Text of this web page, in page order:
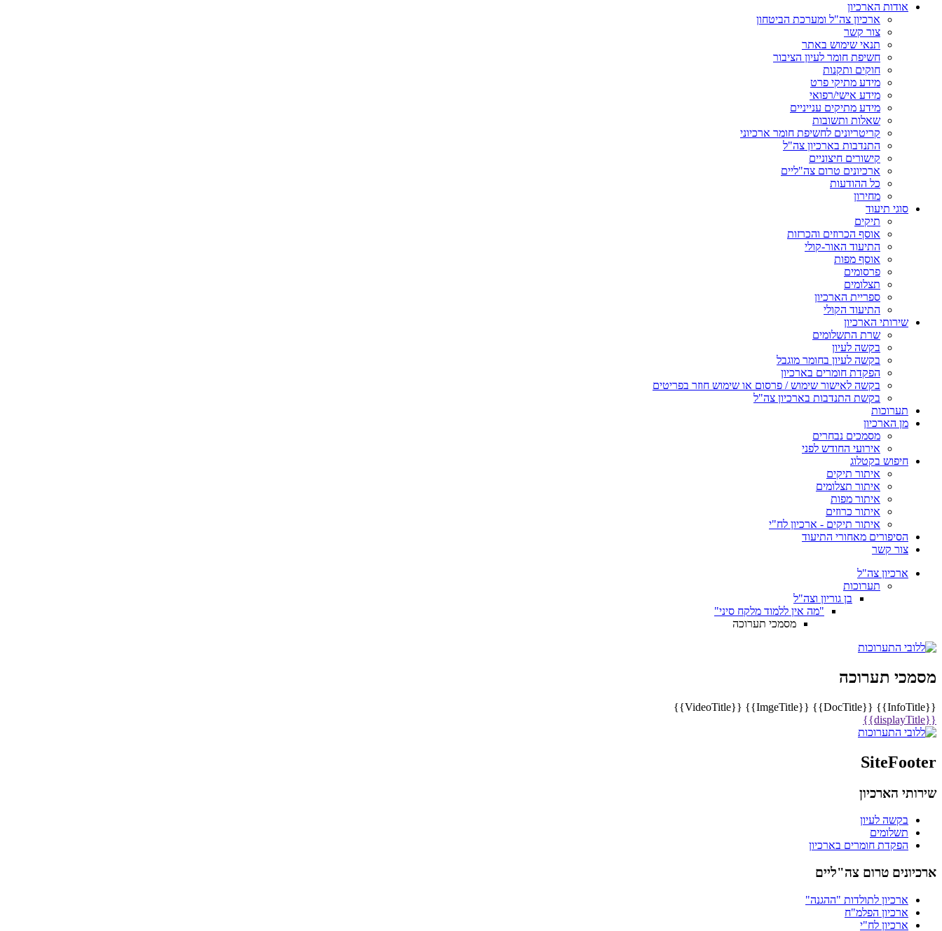
אודות הארכיון
ארכיון צה"ל ומערכת הביטחון
צור קשר
תנאי שימוש באתר
חשיפת חומר לעיון הציבור
חוקים ותקנות
מידע מתיקי פרט
מידע אישי/רפואי
מידע מתיקים ענייניים
שאלות ותשובות
קריטריונים לחשיפת חומר ארכיוני
התנדבות בארכיון צה"ל
קישורים חיצוניים
ארכיונים טרום צה"ליים
כל ההודעות
מחירון
סוגי תיעוד
תיקים
אוסף הכרוזים והכרזות
התיעוד האור-קולי
אוסף מפות
פרסומים
תצלומים
ספריית הארכיון
התיעוד הקולי
שירותי הארכיון
שרת התשלומים
בקשה לעיון
בקשה לעיון בחומר מוגבל
הפקדת חומרים בארכיון
בקשה לאישור שימוש / פרסום או שימוש חוזר בפריטים
בקשת התנדבות בארכיון צה"ל
תערוכות
מן הארכיון
מסמכים נבחרים
אירועי החודש לפני
חיפוש בקטלוג
איתור תיקים
איתור תצלומים
איתור מפות
איתור כרוזים
איתור תיקים - ארכיון לח"י
הסיפורים מאחורי התיעוד
צור קשר
ארכיון צה"ל
תערוכות
בן גוריון וצה"ל
"מה אין ללמוד מלקח סיני"
מסמכי תערוכה
מסמכי תערוכה
{{InfoTitle}}
{{DocTitle}}
{{ImgeTitle}}
{{VideoTitle}}
{{displayTitle}}
SiteFooter
שירותי הארכיון
בקשה לעיון
תשלומים
הפקדת חומרים בארכיון
ארכיונים טרום צה"ליים
ארכיון לתולדות "ההגנה"
ארכיון הפלמ"ח
ארכיון לח"י